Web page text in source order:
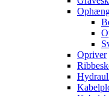
Opriver